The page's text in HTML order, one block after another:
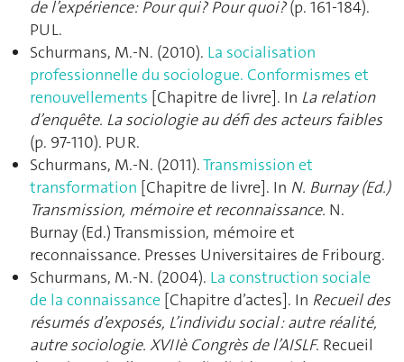
de l’expérience: Pour qui? Pour quoi?(p. 161‑184).
PUL.
Schurmans, M.-N. (2010). La socialisation
professionnelle du sociologue. Conformismes et
renouvellements [Chapitre de livre]. In La relation
d’enquête. La sociologie au défi des acteurs faibles
(p. 97‑110). PUR.
Schurmans, M.-N. (2011).Transmission et
transformation [Chapitre de livre]. In N. Burnay (Ed.)
Transmission, mémoire et reconnaissance. N.
Burnay (Ed.) Transmission, mémoire et
reconnaissance. Presses Universitaires de Fribourg.
Schurmans, M.-N. (2004). La construction sociale
de la connaissance [Chapitre d’actes]. In Recueil des
résumés d’exposés, L’individu social : autre réalité,
autre sociologie. XVIIè Congrès de l’AISLF. Recueil